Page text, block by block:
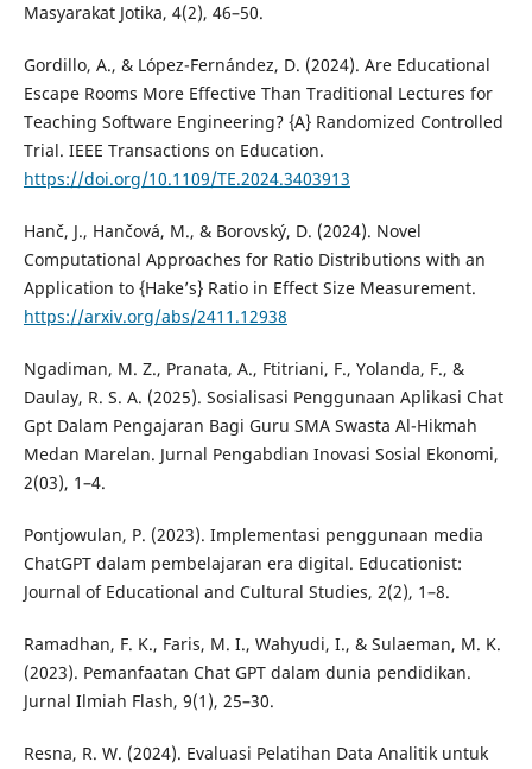
Masyarakat Jotika, 4(2), 46–50.
Gordillo, A., & López-Fernández, D. (2024). Are Educational
Escape Rooms More Effective Than Traditional Lectures for
Teaching Software Engineering? {A} Randomized Controlled
Trial. IEEE Transactions on Education.
https://doi.org/10.1109/TE.2024.3403913
Hanč, J., Hančová, M., & Borovský, D. (2024). Novel
Computational Approaches for Ratio Distributions with an
Application to {Hake’s} Ratio in Effect Size Measurement.
https://arxiv.org/abs/2411.12938
Ngadiman, M. Z., Pranata, A., Ftitriani, F., Yolanda, F., &
Daulay, R. S. A. (2025). Sosialisasi Penggunaan Aplikasi Chat
Gpt Dalam Pengajaran Bagi Guru SMA Swasta Al-Hikmah
Medan Marelan. Jurnal Pengabdian Inovasi Sosial Ekonomi,
2(03), 1–4.
Pontjowulan, P. (2023). Implementasi penggunaan media
ChatGPT dalam pembelajaran era digital. Educationist:
Journal of Educational and Cultural Studies, 2(2), 1–8.
Ramadhan, F. K., Faris, M. I., Wahyudi, I., & Sulaeman, M. K.
(2023). Pemanfaatan Chat GPT dalam dunia pendidikan.
Jurnal Ilmiah Flash, 9(1), 25–30.
Resna, R. W. (2024). Evaluasi Pelatihan Data Analitik untuk